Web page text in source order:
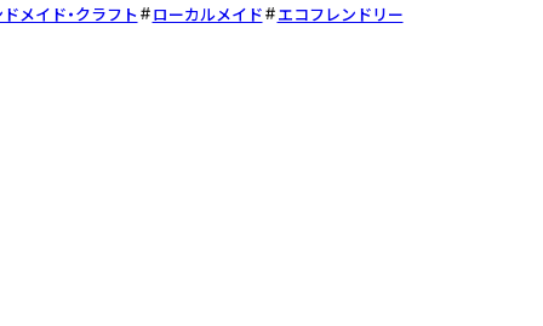
メイド・クラフト
ローカルメイド エコフレンドリー